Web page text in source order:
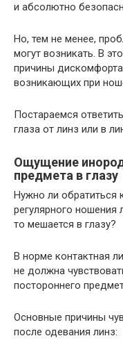
и абсолютно
Но, тем не менее,
могут возникать. В
причины
возникающих при
Постараемся
глаза от линз или в
Ощущение
предмета в глазу
Нужно ли обратиться
регулярного
то мешается в глазу?
В норме контактная
не должна
постороннего
Основные причины
после одевания линз: